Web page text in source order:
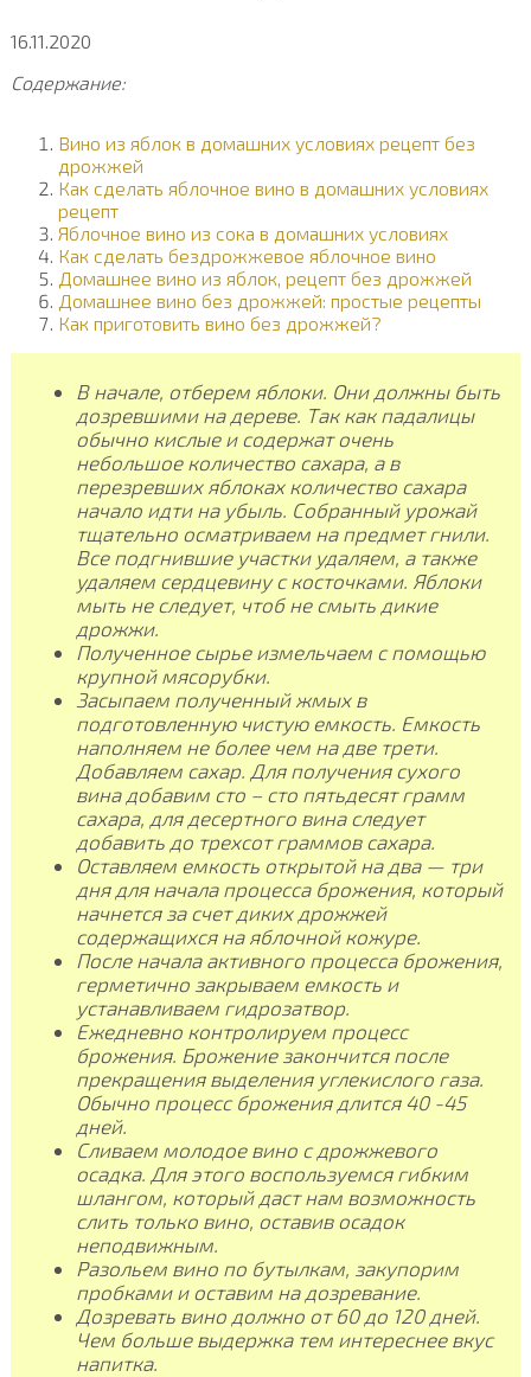
16.11.2020
Содержание:
Вино из яблок в домашних условиях рецепт без
дрожжей
Как сделать яблочное вино в домашних условиях
рецепт
Яблочное вино из сока в домашних условиях
Как сделать бездрожжевое яблочное вино
Домашнее вино из яблок, рецепт без дрожжей
Домашнее вино без дрожжей: простые рецепты
Как приготовить вино без дрожжей?
В начале, отберем яблоки. Они должны быть
дозревшими на дереве. Так как падалицы
обычно кислые и содержат очень
небольшое количество сахара, а в
перезревших яблоках количество сахара
начало идти на убыль. Собранный урожай
тщательно осматриваем на предмет гнили.
Все подгнившие участки удаляем, а также
удаляем сердцевину с косточками. Яблоки
мыть не следует, чтоб не смыть дикие
дрожжи.
Полученное сырье измельчаем с помощью
крупной мясорубки.
Засыпаем полученный жмых в
подготовленную чистую емкость. Емкость
наполняем не более чем на две трети.
Добавляем сахар. Для получения сухого
вина добавим сто – сто пятьдесят грамм
сахара, для десертного вина следует
добавить до трехсот граммов сахара.
Оставляем емкость открытой на два — три
дня для начала процесса брожения, который
начнется за счет диких дрожжей
содержащихся на яблочной кожуре.
После начала активного процесса брожения,
герметично закрываем емкость и
устанавливаем гидрозатвор.
Ежедневно контролируем процесс
брожения. Брожение закончится после
прекращения выделения углекислого газа.
Обычно процесс брожения длится 40 -45
дней.
Сливаем молодое вино с дрожжевого
осадка. Для этого воспользуемся гибким
шлангом, который даст нам возможность
слить только вино, оставив осадок
неподвижным.
Разольем вино по бутылкам, закупорим
пробками и оставим на дозревание.
Дозревать вино должно от 60 до 120 дней.
Чем больше выдержка тем интереснее вкус
напитка.